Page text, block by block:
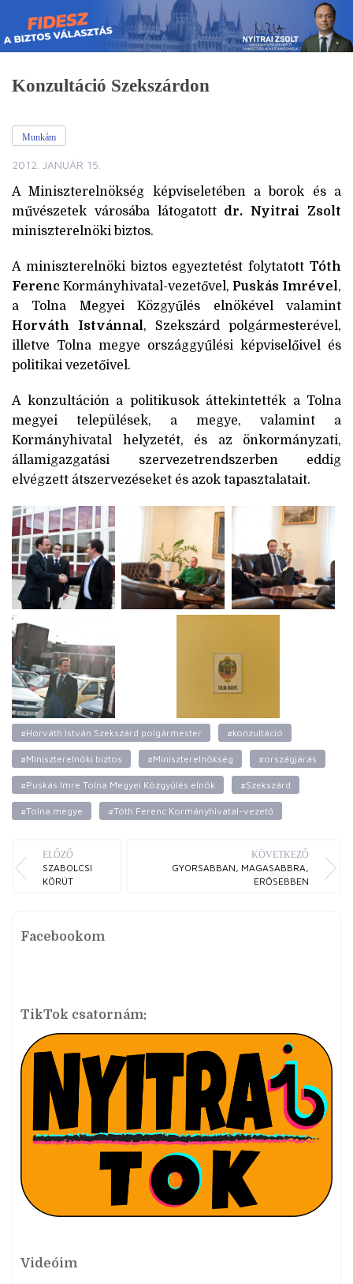
Skip
to
content
Konzultáció Szekszárdon
Munkám
2012. JANUÁR 15.
A Miniszterelnökség képviseletében a borok és a
művészetek városába látogatott dr. Nyitrai Zsolt
miniszterelnöki biztos.
A miniszterelnöki biztos egyeztetést folytatott Tóth
Ferenc Kormányhivatal-vezetővel, Puskás Imrével,
a Tolna Megyei Közgyűlés elnökével valamint
Horváth Istvánnal, Szekszárd polgármesterével,
illetve Tolna megye országgyűlési képviselőivel és
politikai vezetőivel.
A konzultáción a politikusok áttekintették a Tolna
megyei települések, a megye, valamint a
Kormányhivatal helyzetét, és az önkormányzati,
államigazgatási szervezetrendszerben eddig
elvégzett átszervezéseket és azok tapasztalatait.
#Horváth István Szekszárd polgármester #konzultáció
#Miniszterelnöki biztos #Miniszterelnökség #országjárás
#Puskás Imre Tolna Megyei Közgyűlés elnök #Szekszárd
#Tolna megye #Tóth Ferenc Kormányhivatal-vezető
ELŐZŐ
SZABOLCSI
KÖRÚT
KÖVETKEZŐ
GYORSABBAN, MAGASABBRA,
ERŐSEBBEN
Facebookom
TikTok csatornám:
Videóim